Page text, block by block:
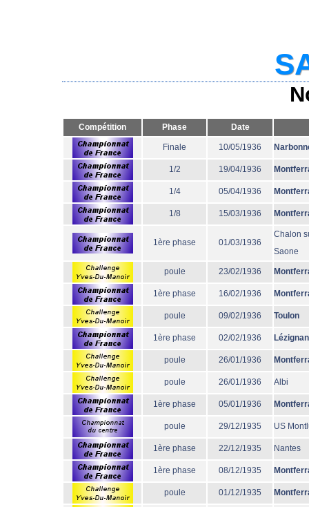
Compétition Phase Date
Finale 10/05/1936
1/2 19/04/1936
1/4 05/04/1936
1/8 15/03/1936
1ère phase 01/03/1936
Chalon
Saone
poule 23/02/1936
1ère phase 16/02/1936
poule 09/02/1936 Toulon
1ère phase 02/02/1936 Lézignan
poule 26/01/1936
poule 26/01/1936 Albi
1ère phase 05/01/1936
poule 29/12/1935 US
1ère phase 22/12/1935 Nantes
1ère phase 08/12/1935
poule 01/12/1935